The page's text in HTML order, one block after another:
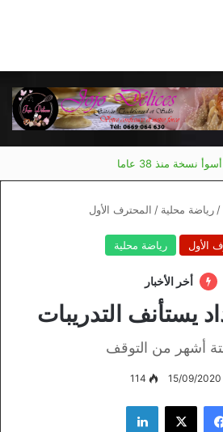
نسخة منذ 38 عاما
/رياضة محلية / المحترف الأول
الأول رياضة محلية
أخر الأخبار
يستأنف التدريبات
أشهر من التوقف
15/09/2020
114
فيسبوك ‫X لينكدإن